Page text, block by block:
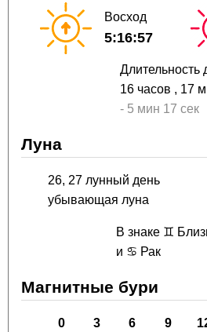
Восход
5:16:57
Длительность
16 часов , 17
- 5 мин 17 сек
Луна
26, 27 лунный день
убывающая луна
В знаке ♊
и ♋ Рак
Магнитные бури
0 3 6 9